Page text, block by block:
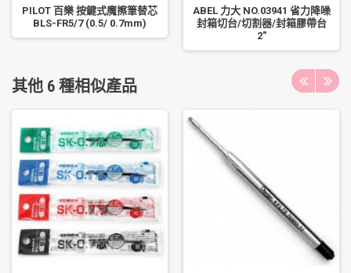
PILOT 百樂 按鍵式魔擦筆替芯
BLS-FR5/7 (0.5/ 0.7mm)
ABEL 力大 NO.03941 省力降噪
封箱切台/切割器/封箱膠帶台
2"
其他 6 種相似產品